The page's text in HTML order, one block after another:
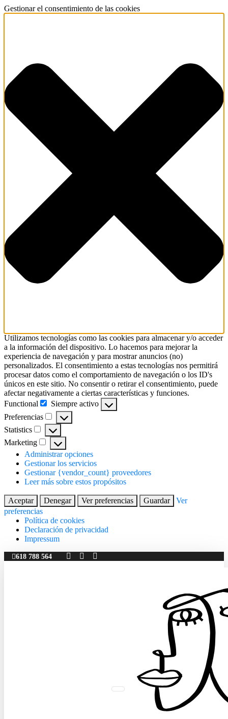
Gestionar el consentimiento de las cookies
Utilizamos tecnologías como las cookies para almacenar y/o acceder
a la información del dispositivo. Lo hacemos para mejorar la
experiencia de navegación y para mostrar anuncios (no)
personalizados. El consentimiento a estas tecnologías nos permitirá
procesar datos como el comportamiento de navegación o los ID's
únicos en este sitio. No consentir o retirar el consentimiento, puede
afectar negativamente a ciertas características y funciones.
Functional
Functional
Siempre activo
Preferencias
Preferencias
Statistics
Statistics
Marketing
Marketing
Administrar opciones
Gestionar los servicios
Gestionar {vendor_count} proveedores
Leer más sobre estos propósitos
Aceptar Denegar Ver preferencias Guardar
Ver
preferencias
Política de cookies
Declaración de privacidad
Impressum
618 788 564